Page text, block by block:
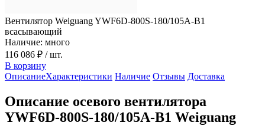
Вентилятор Weiguang YWF6D-800S-180/105A-B1
всасывающий
Наличие: много
116 086 ₽ / шт.
В корзину
ОписаниеХарактеристики Наличие Отзывы Доставка
Описание осевого вентилятора
YWF6D-800S-180/105A-B1 Weiguang